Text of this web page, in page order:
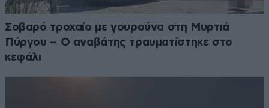
Σοβαρό τροχαίο με γουρούνα στη Μυρτιά
Πύργου – Ο αναβάτης τραυματίστηκε στο
κεφάλι